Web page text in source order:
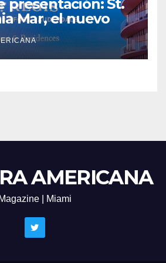
presentación: St.
Mar, el nuevo
en Fort
AMERICANA
Magazine | Miami